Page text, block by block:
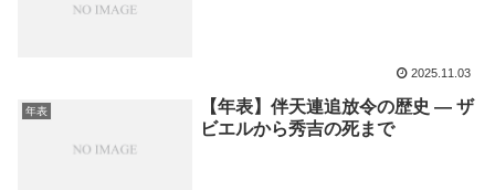
2025.11.03
年表
【年表】伴天連追放令の歴史 ― ザ
ビエルから秀吉の死まで